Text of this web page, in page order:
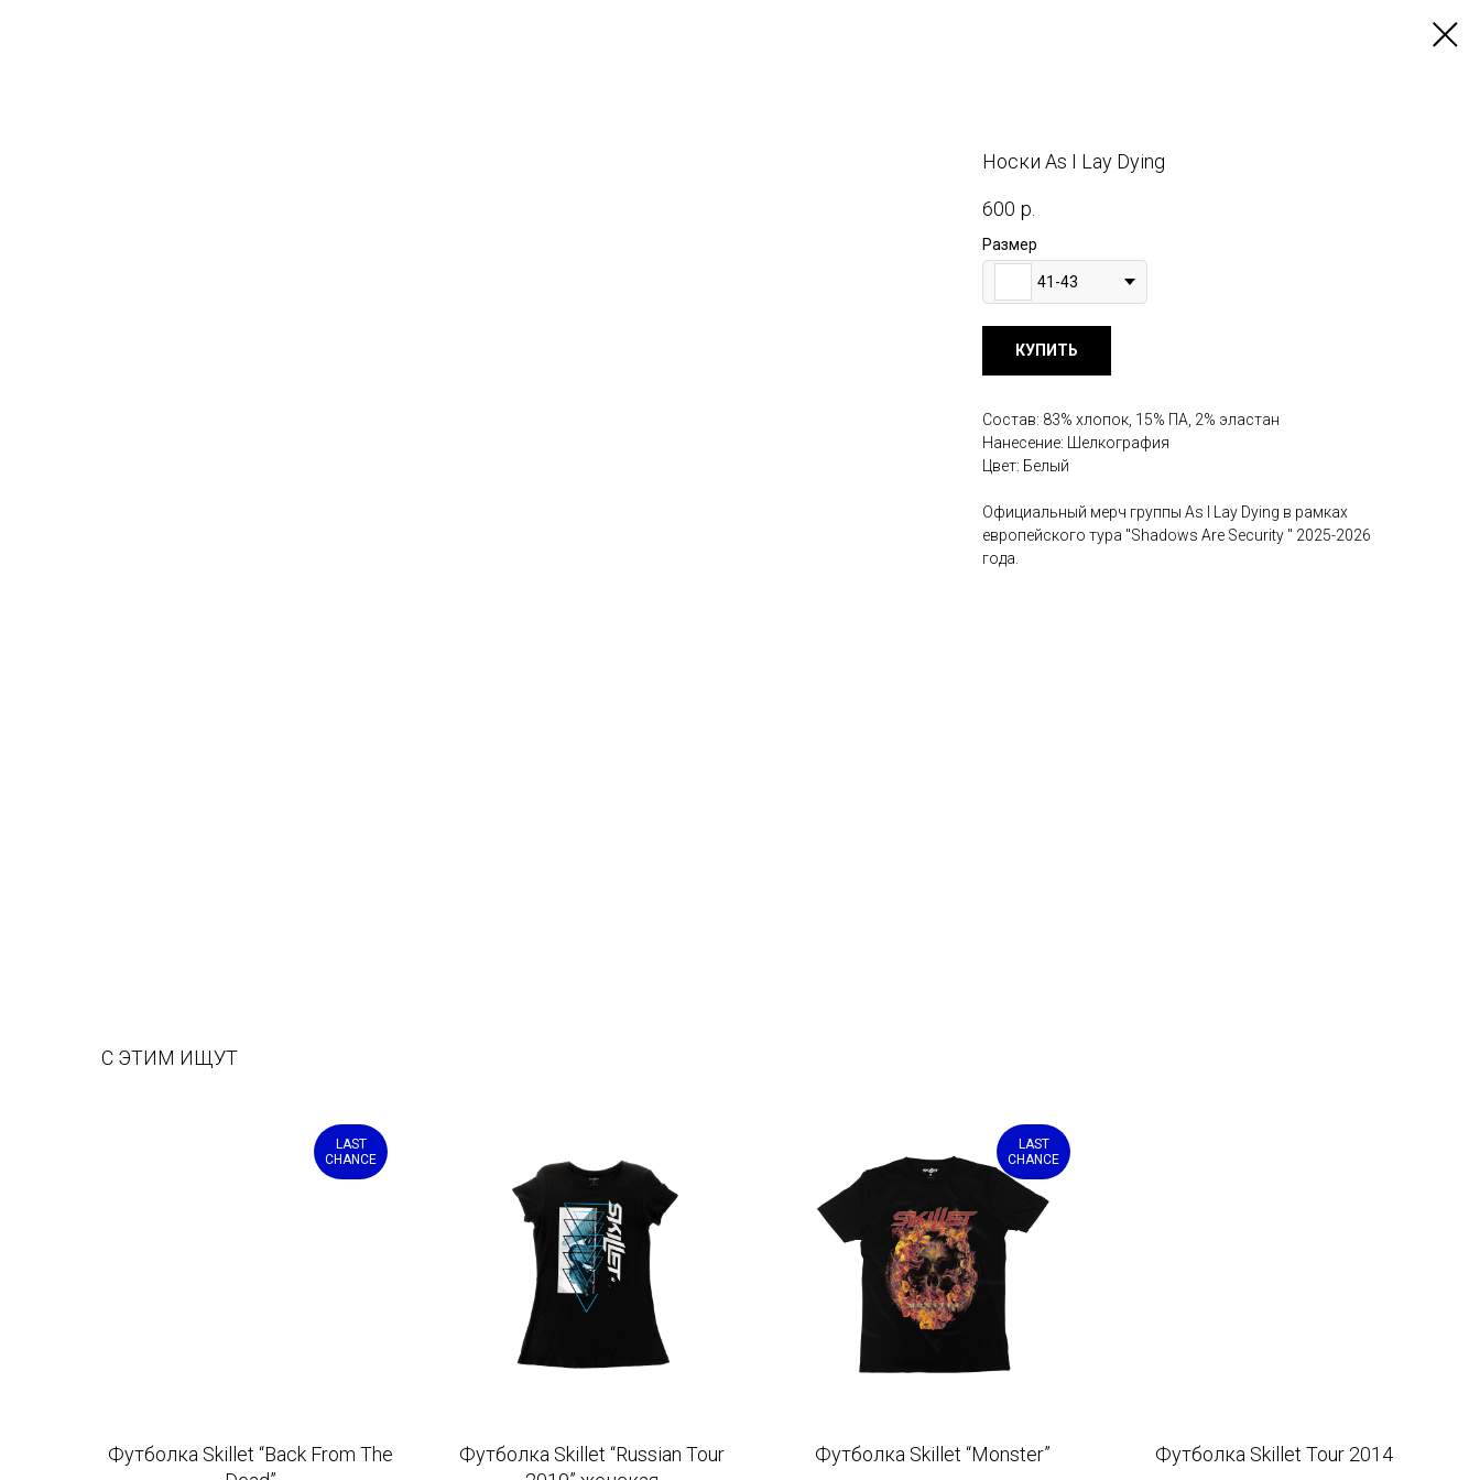
Носки As I Lay Dying
600 р.
Размер
41-43
КУПИТЬ
Состав: 83% хлопок, 15% ПА, 2% эластан
Нанесение: Шелкография
Цвет: Белый
Официальный мерч группы As I Lay Dying в рамках
европейского тура "Shadows Are Security " 2025-2026
года.
С ЭТИМ ИЩУТ
LAST
CHANCE
Футболка Skillet “Back From The
Футболка Skillet “Russian Tour
LAST
CHANCE
Футболка Skillet “Monster” Футболка Skillet Tour 2014